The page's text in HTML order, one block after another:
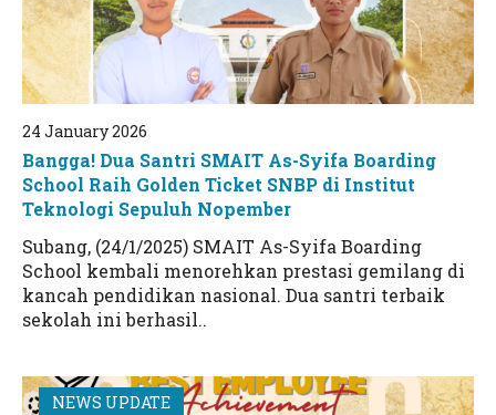
24 January 2026
Bangga! Dua Santri SMAIT As-Syifa Boarding
School Raih Golden Ticket SNBP di Institut
Teknologi Sepuluh Nopember
Subang, (24/1/2025) SMAIT As-Syifa Boarding
School kembali menorehkan prestasi gemilang di
kancah pendidikan nasional. Dua santri terbaik
sekolah ini berhasil..
NEWS UPDATE